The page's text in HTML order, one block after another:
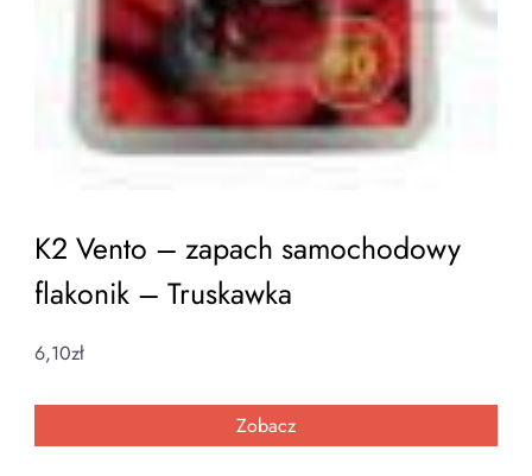
K2 Vento – zapach samochodowy
flakonik – Truskawka
6,10zł
Zobacz